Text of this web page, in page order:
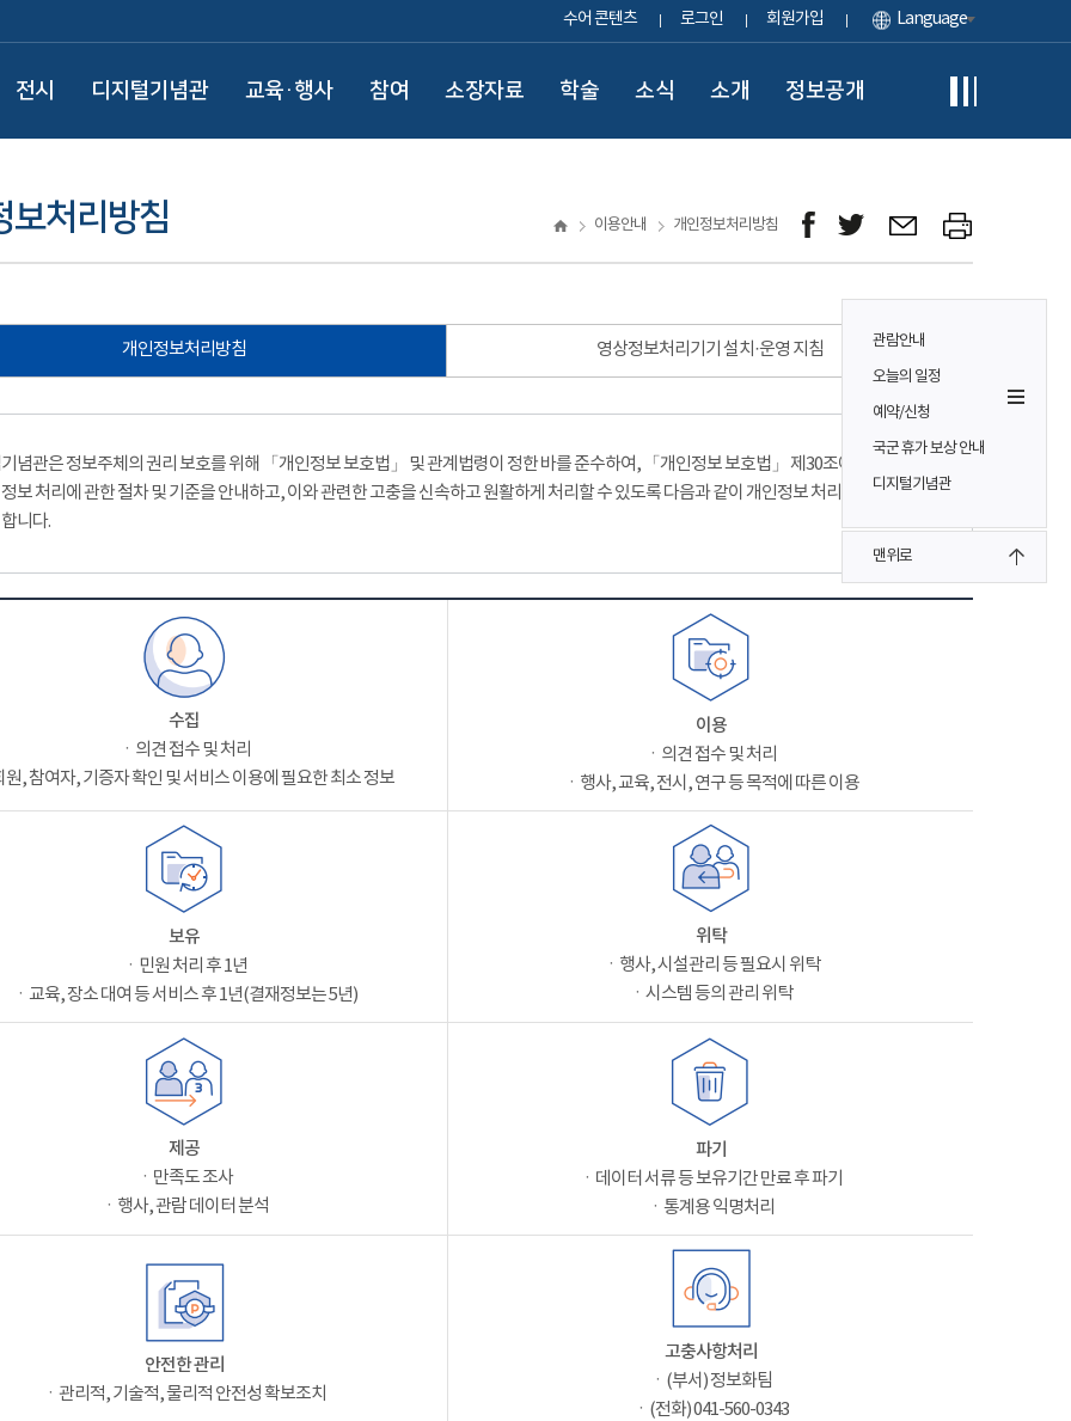
수어 콘텐츠 로그인 회원가입 Language
전시 디지털기념관 교육·행사 참여 소장자료 학술 소식 소개 정보공개
관람안내
오늘의 일정
예약/신청
국군 휴가 보상 안내
디지털기념관
맨위로
보처리방침 이용안내 개인정보처리방침
개인정보처리방침 영상정보처리기기 설치·운영 지침
념관은 정보주체의 권리 보호를 위해 「개인정보 보호법」 및 관계법령이 정한 바를 준수하여, 「개인정보 보호법」 제30조에 따라
보 처리에 관한 절차 및 기준을 안내하고, 이와 관련한 고충을 신속하고 원활하게 처리할 수 있도록 다음과 같이 개인정보 처리방침을
니다.
수집
ㆍ의견 접수 및 처리
원, 참여자, 기증자 확인 및 서비스 이용에 필요한 최소 정보
이용
ㆍ의견 접수 및 처리
ㆍ행사, 교육, 전시, 연구 등 목적에 따른 이용
보유
ㆍ민원 처리 후 1년
ㆍ교육, 장소 대여 등 서비스 후 1년(결재정보는 5년)
위탁
ㆍ행사, 시설관리 등 필요시 위탁
ㆍ시스템 등의 관리 위탁
제공
ㆍ만족도 조사
ㆍ행사, 관람 데이터 분석
파기
ㆍ데이터 서류 등 보유기간 만료 후 파기
ㆍ통계용 익명처리
안전한 관리
ㆍ관리적, 기술적, 물리적 안전성 확보조치
고충사항처리
ㆍ(부서) 정보화팀
ㆍ(전화) 041-560-0343